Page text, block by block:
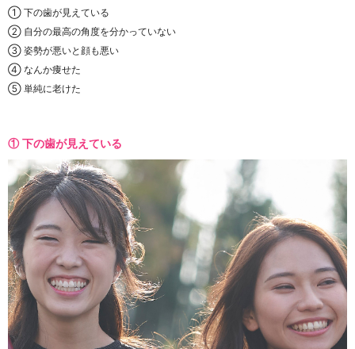
① 下の歯が見えている
② 自分の最高の角度を分かっていない
③ 姿勢が悪いと顔も悪い
④ なんか痩せた
⑤ 単純に老けた
① 下の歯が見えている